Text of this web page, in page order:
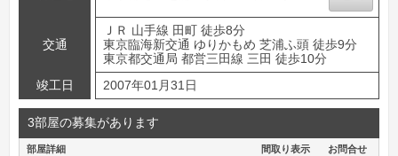
交通
ＪＲ 山手線 田町 徒歩8分
東京臨海新交通 ゆりかもめ 芝浦ふ頭 徒歩9分
東京都交通局 都営三田線 三田 徒歩10分
竣工日
2007年01月31日
3部屋の募集があります
部屋詳細 間取り表示 お問合せ